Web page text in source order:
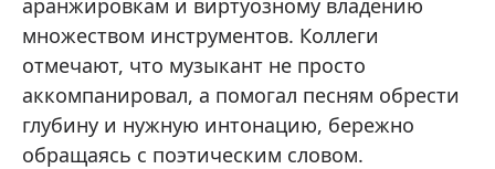
множеством инструментов. Коллеги
отмечают, что музыкант не просто
аккомпанировал, а помогал песням обрести
глубину и нужную интонацию, бережно
обращаясь с поэтическим словом.